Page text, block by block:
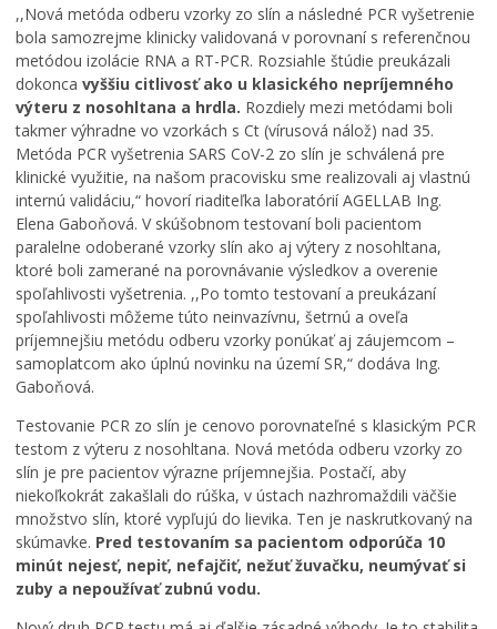
,,Nová metóda odberu vzorky zo slín a následné PCR vyšetrenie
bola samozrejme klinicky validovaná v porovnaní s referenčnou
metódou izolácie RNA a RT-PCR. Rozsiahle štúdie preukázali
dokonca vyššiu citlivosť ako u klasického nepríjemného
výteru z nosohltana a hrdla. Rozdiely mezi metódami boli
takmer výhradne vo vzorkách s Ct (vírusová nálož) nad 35.
Metóda PCR vyšetrenia SARS CoV-2 zo slín je schválená pre
klinické využitie, na našom pracovisku sme realizovali aj vlastnú
internú validáciu,“ hovorí riaditeľka laboratórií AGELLAB Ing.
Elena Gaboňová. V skúšobnom testovaní boli pacientom
paralelne odoberané vzorky slín ako aj výtery z nosohltana,
ktoré boli zamerané na porovnávanie výsledkov a overenie
spoľahlivosti vyšetrenia. ,,Po tomto testovaní a preukázaní
spoľahlivosti môžeme túto neinvazívnu, šetrnú a oveľa
príjemnejšiu metódu odberu vzorky ponúkať aj záujemcom –
samoplatcom ako úplnú novinku na území SR,“ dodáva Ing.
Gaboňová.
Testovanie PCR zo slín je cenovo porovnateľné s klasickým PCR
testom z výteru z nosohltana. Nová metóda odberu vzorky zo
slín je pre pacientov výrazne príjemnejšia. Postačí, aby
niekoľkokrát zakašlali do rúška, v ústach nazhromaždili väčšie
množstvo slín, ktoré vypľujú do lievika. Ten je naskrutkovaný na
skúmavke. Pred testovaním sa pacientom odporúča 10
minút nejesť, nepiť, nefajčiť, nežuť žuvačku, neumývať si
zuby a nepoužívať zubnú vodu.
C
o
n
o
p
ä
ť
o
ž
i
l
v
L
e
v
o
č
i
š
t
v
r
t
ý
r
o